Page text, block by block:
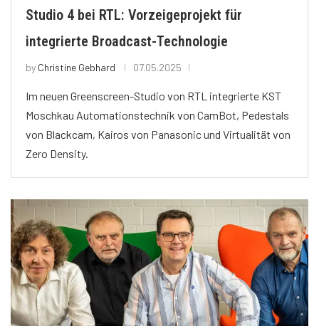
Studio 4 bei RTL: Vorzeigeprojekt für
integrierte Broadcast-Technologie
by Christine Gebhard 07.05.2025
Im neuen Greenscreen-Studio von RTL integrierte KST
Moschkau Automationstechnik von CamBot, Pedestals
von Blackcam, Kairos von Panasonic und Virtualität von
Zero Density.